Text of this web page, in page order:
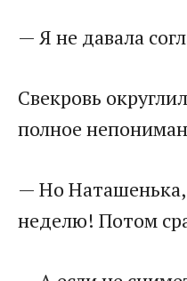
— Я не давала
Свекровь
полное
— Но
неделю! Потом